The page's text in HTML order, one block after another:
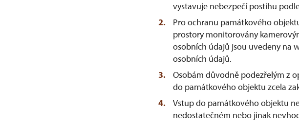
vystavuje nebezpečí postihu
Pro ochranu památkového
prostory monitorovány
osobních údajů jsou uvedeny na
osobních údajů.
Osobám důvodně podezřelým z
do památkového objektu zcela
Vstup do památkového objektu
nedostatečném nebo jinak